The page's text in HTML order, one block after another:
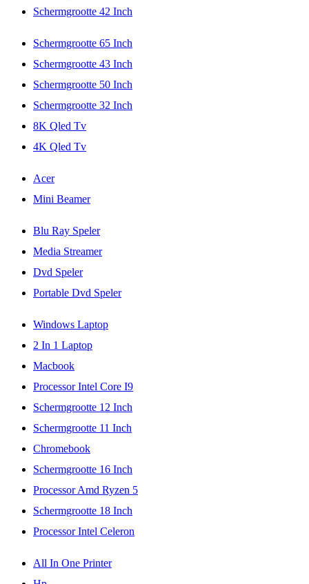
Schermgrootte 42 Inch
Schermgrootte 65 Inch
Schermgrootte 43 Inch
Schermgrootte 50 Inch
Schermgrootte 32 Inch
8K Qled Tv
4K Qled Tv
Acer
Mini Beamer
Blu Ray Speler
Media Streamer
Dvd Speler
Portable Dvd Speler
Windows Laptop
2 In 1 Laptop
Macbook
Processor Intel Core I9
Schermgrootte 12 Inch
Schermgrootte 11 Inch
Chromebook
Schermgrootte 16 Inch
Processor Amd Ryzen 5
Schermgrootte 18 Inch
Processor Intel Celeron
All In One Printer